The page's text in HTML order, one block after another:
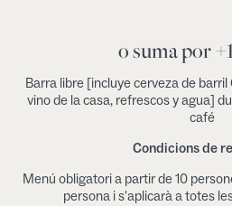
o suma por
Barra libre [incluye cerveza de
vino de la casa, refrescos y agua]
café
Condicions de
Menú obligatori a partir de 10
persona i s'aplicarà a totes